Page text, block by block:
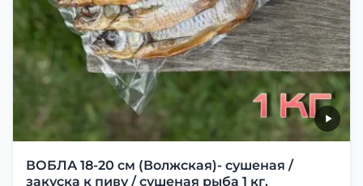
ВОБЛА 18-20 см (Волжская)- сушеная /
закуска к пиву / сушеная рыба 1 кг.